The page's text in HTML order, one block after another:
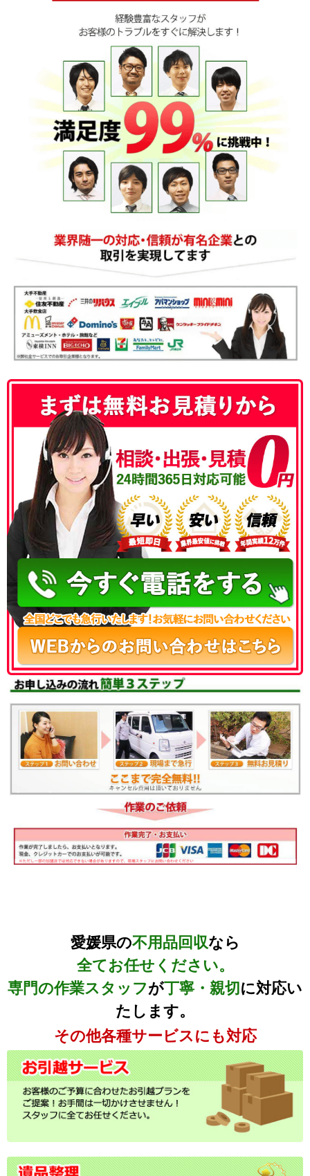
050-3186-4780
愛媛県の不用品回収なら
全てお任せください。
専門の作業スタッフが丁寧・親切 に対応い
たします。
その他各種サービスにも対応